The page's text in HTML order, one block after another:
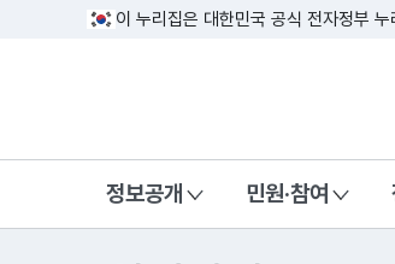
이 누리집은 대한민국 공식 전자정부 누
정보공개 민원·참여